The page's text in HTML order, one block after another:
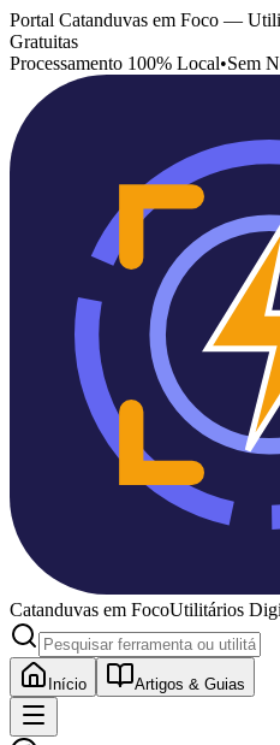
Portal Catanduvas em Foco —
Gratuitas
Processamento 100% Local•Sem
Catanduvas em FocoUtilitários
Início Artigos & Guias